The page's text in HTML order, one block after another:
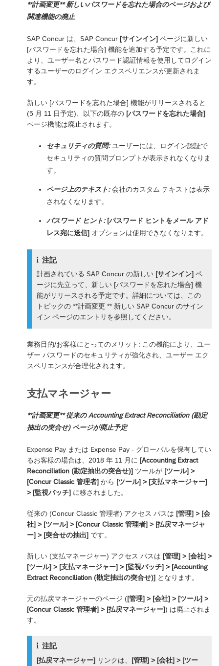
**計画変更** 新しいパスワードを忘れた場合のページおよび
関連機能の廃止
SAP Concur は、SAP Concur [サインイン] ページに新しい
[パスワードを忘れた場合] 機能を追加する予定です。これに
より、ユーザー名とパスワード認証情報を使用してログイン
するユーザーのログイン エクスペリエンスが更新されま
す。
新しい [パスワードを忘れた場合] 機能がリリースされると
(5 月 11 日予定)、以下の既存の [パスワードを忘れた場合]
ページ機能は廃止されます。
セキュリティの質問:ユーザーには、ログイン認証で
セキュリティの質問プロンプトが表示されなくなりま
す。
ページ上のテキスト:会社のカスタム テキストは表示
されなくなります。
パスワード ヒント: [パスワード ヒントをメール アド
レス宛に送信] オプションは使用できなくなります。
注記
計画されている SAP Concur の新しい [サインイン] ペ
ージに先立って、新しい [パスワードを忘れた場合] 機
能がリリースされる予定です。詳細については、この
トピックの **計画変更 ** 新しい SAP Concur のサイン
イン ページのエントリを参照してください。
業務目的/お客様にとってのメリット: この機能により、ユー
ザー パスワードのセキュリティが強化され、ユーザー エク
スペリエンスが合理化されます。
支払マネージャー
**計画変更** 従来の Accounting Extract Reconciliation (勘定
抽出の突合せ) ページが廃止予定
Expense Pay または Expense Pay - グローバルを保有してい
るお客様の場合は、2018 年 11 月に [Accounting Extract
Reconciliation (勘定抽出の突合せ)] ツールが [ツール] >
[Concur Classic 管理者] から [ツール] > [支払マネージャー]
> [監視バッチ] に移されました。
従来の (Concur Classic 管理者) アクセス パスは [管理] > [会
社] > [ツール] > [Concur Classic 管理者] > [払戻マネージャ
ー] > [突合せの抽出] です。
新しい (支払マネージャー) アクセス パスは [管理] > [会社] >
[ツール] > [支払マネージャー] > [監視バッチ] > [Accounting
Extract Reconciliation (勘定抽出の突合せ)] となります。
元の払戻マネージャーのページ ([管理] > [会社] > [ツール] >
[Concur Classic 管理者] > [払戻マネージャー]) は廃止されま
す。
注記
[払戻マネージャー] リンクは、 [管理] > [会社] > [ツー